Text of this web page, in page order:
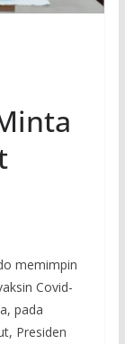
memimpin
Covid-
pada
Presiden